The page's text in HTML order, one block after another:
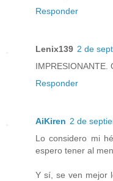
Responder
Lenix139 2 de
IMPRESIONANTE.
Responder
AiKiren 2 de
Lo considero mi
espero tener al
Y sí, se ven mejor